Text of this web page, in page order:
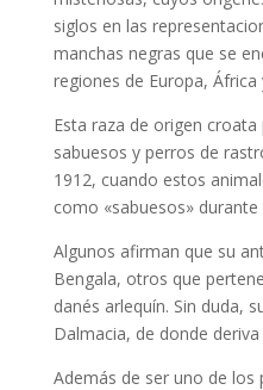
siglos en las
manchas negras que se
regiones de Europa, África
Esta raza de origen
sabuesos y perros de
1912, cuando estos
como «sabuesos»
Algunos afirman que su
Bengala, otros que
danés arlequín. Sin duda,
Dalmacia, de donde
Además de ser uno de los